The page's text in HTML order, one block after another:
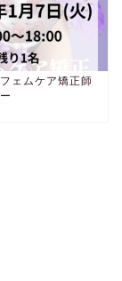
ェムケア矯正師